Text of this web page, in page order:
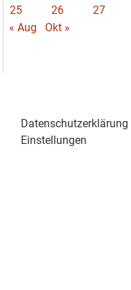
25
26 27
« Aug
Okt »
Datenschutzerklärung
Einstellungen